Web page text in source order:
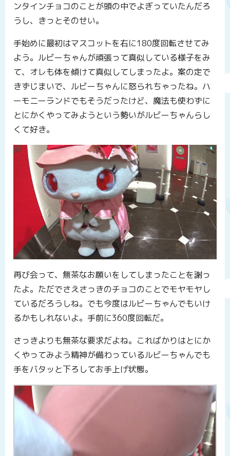
ンタインチョコのことが頭の中でよぎっていたんだろ
うし、きっとそのせい。
手始めに最初はマスコットを右に180度回転させてみ
よう。ルビーちゃんが頑張って真似している様子をみ
て、オレも体を傾けて真似してしまったよ。案の定で
きずじまいで、ルビーちゃんに怒られちゃったね。ハ
ーモニーランドでもそうだったけど、魔法も使わずに
とにかくやってみようという勢いがルビーちゃんらし
くて好き。
再び会って、無茶なお願いをしてしまったことを謝っ
たよ。ただでさえさっきのチョコのことでモヤモヤし
ているだろうしね。でも今度はルビーちゃんでもいけ
るかもしれないよ。手前に360度回転だ。
さっきよりも無茶な要求だよね。こればかりはとにか
くやってみよう精神が備わっているルビーちゃんでも
手をバタッと下ろしてお手上げ状態。